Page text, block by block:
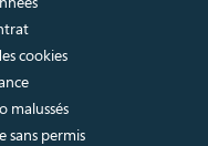
cookies
malussés
sans permis